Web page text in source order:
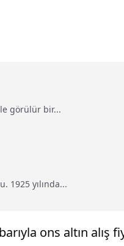
görülür bir...
1925 yılında...
ons altın alış